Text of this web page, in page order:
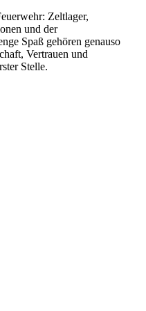
Zeltlager,
und der
Spaß gehören genauso
Vertrauen und
Stelle.